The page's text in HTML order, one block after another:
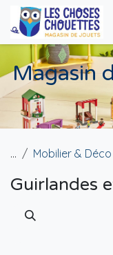
Skip to Content
Magasin
... Mobilier & Déco
Guirlandes